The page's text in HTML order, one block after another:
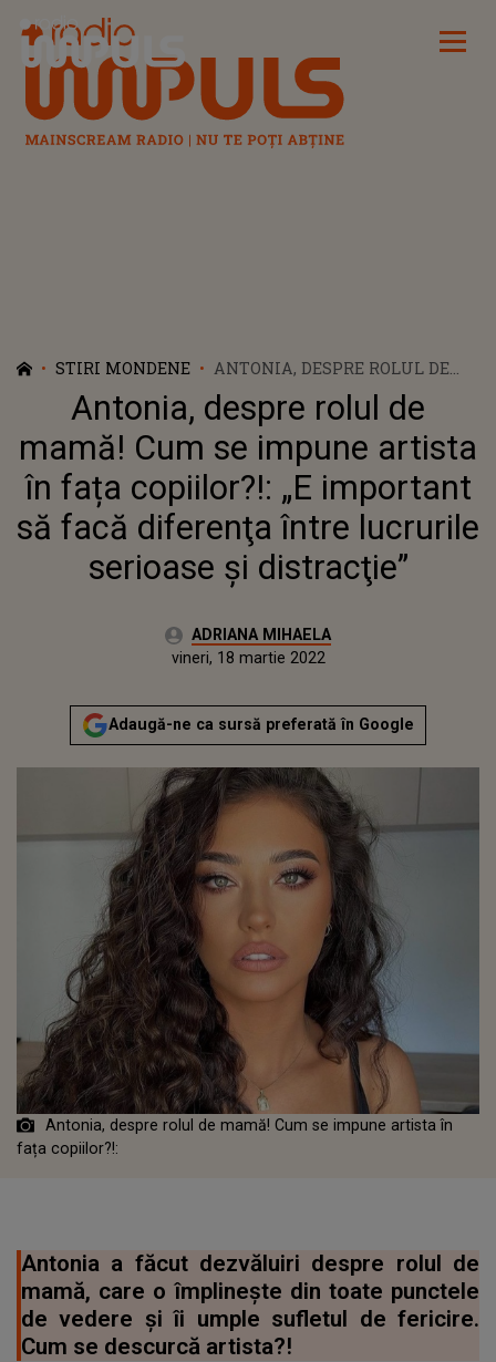
Radio Impuls
STIRI MONDENE
ANTONIA, DESPRE ROLUL DE
MAMĂ! CUM SE IMPUNE
ARTISTA ÎN FAȚA COPIILOR?!: „E
IMPORTANT SĂ FACĂ
DIFERENŢA ÎNTRE LUCRURILE
SERIOASE ŞI DISTRACŢIE”
Antonia, despre rolul de
mamă! Cum se impune artista
în fața copiilor?!: „E important
să facă diferenţa între lucrurile
serioase şi distracţie”
Autor:ADRIANA MIHAELA
Actualizat:
vineri, 18 martie 2022
Adaugă-ne ca sursă preferată în Google
Antonia, despre rolul de mamă! Cum se impune artista în
fața copiilor?!:
Antonia a făcut dezvăluiri despre rolul de
mamă, care o împlinește din toate punctele
de vedere și îi umple sufletul de fericire.
Cum se descurcă artista?!